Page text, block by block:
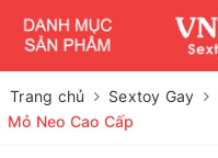
Trang chủ Sextoy Gay
Mỏ Neo Cao Cấp